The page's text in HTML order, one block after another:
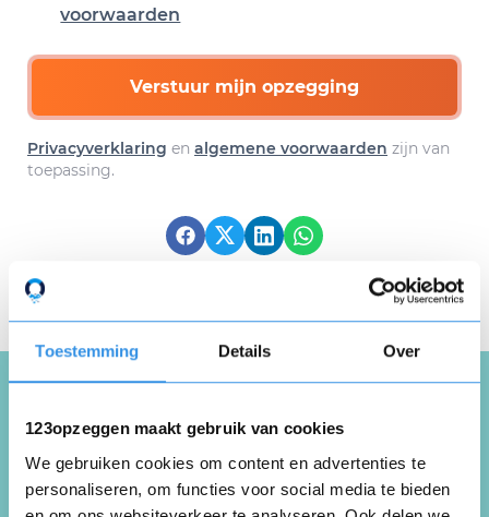
Toestemming Details Over
123opzeggen maakt gebruik van cookies
We gebruiken cookies om content en advertenties te
personaliseren, om functies voor social media te bieden
voorwaarden
Verstuur mijn opzegging
Privacyverklaring en algemene voorwaarden zijn van
toepassing.
Schrijf een review over
Tennis Academie
Drechtsteden